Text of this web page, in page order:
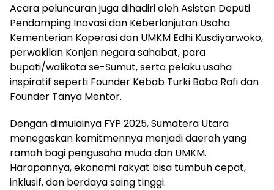
Acara peluncuran juga dihadiri oleh Asisten Deputi
Pendamping Inovasi dan Keberlanjutan Usaha
Kementerian Koperasi dan UMKM Edhi Kusdiyarwoko,
perwakilan Konjen negara sahabat, para
bupati/walikota se-Sumut, serta pelaku usaha
inspiratif seperti Founder Kebab Turki Baba Rafi dan
Founder Tanya Mentor.
Dengan dimulainya FYP 2025, Sumatera Utara
menegaskan komitmennya menjadi daerah yang
ramah bagi pengusaha muda dan UMKM.
Harapannya, ekonomi rakyat bisa tumbuh cepat,
inklusif, dan berdaya saing tinggi.